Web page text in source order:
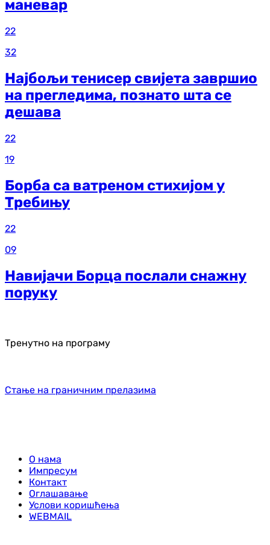
маневар
22
32
Најбољи тенисер свијета завршио
на прегледима, познато шта се
дешава
22
19
Борба са ватреном стихијом у
Требињу
22
09
Навијачи Борца послали снажну
поруку
Тренутно на програму
Стање на граничним прелазима
О нама
Импресум
Контакт
Оглашавање
Услови коришћења
WEBMAIL